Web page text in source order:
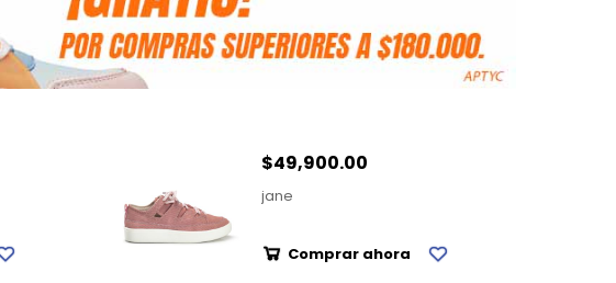
$49,900.00
jane
Comprar ahora